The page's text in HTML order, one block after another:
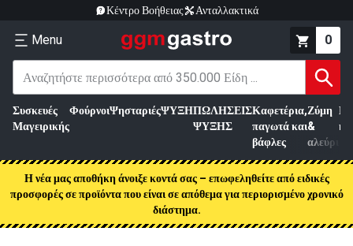
Κέντρο Βοήθειας Ανταλλακτικά
Menu 0
Συσκευές
Μαγειρικής
ΦούρνοιΨησταριέςΨΥΞΗΠΩΛΗΣΕΙΣ
ΨΥΞΗΣ
Καφετέρια,
παγωτά και
βάφλες
Ζύμη
&
αλεύρι
Η νέα μας αποθήκη άνοιξε κοντά σας – επωφεληθείτε από ειδικές
προσφορές σε προϊόντα που είναι σε απόθεμα για περιορισμένο χρονικό
διάστημα.